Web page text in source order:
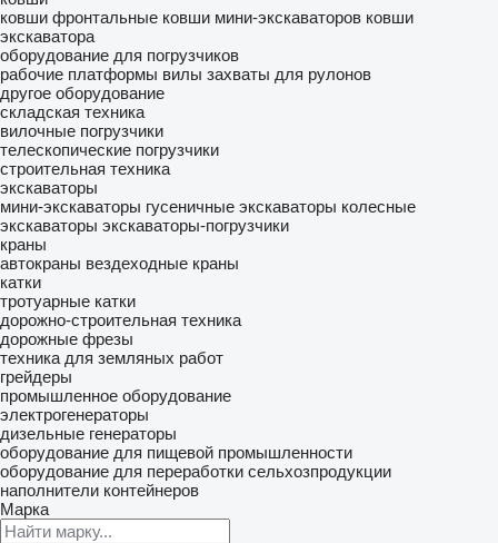
ковши фронтальные ковши мини-экскаваторов ковши
экскаватора
оборудование для погрузчиков
рабочие платформы вилы захваты для рулонов
другое оборудование
складская техника
вилочные погрузчики
телескопические погрузчики
строительная техника
экскаваторы
мини-экскаваторы гусеничные экскаваторы колесные
экскаваторы экскаваторы-погрузчики
краны
автокраны вездеходные краны
катки
тротуарные катки
дорожно-строительная техника
дорожные фрезы
техника для земляных работ
грейдеры
промышленное оборудование
электрогенераторы
дизельные генераторы
оборудование для пищевой промышленности
оборудование для переработки сельхозпродукции
наполнители контейнеров
Марка